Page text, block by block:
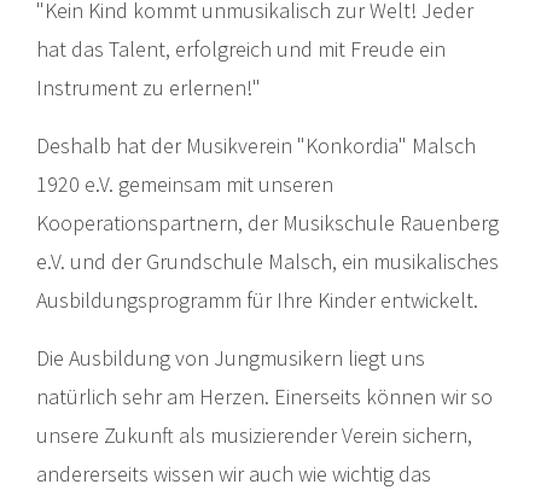
"Kein Kind kommt unmusikalisch zur Welt! Jeder
hat das Talent, erfolgreich und mit Freude ein
Instrument zu erlernen!"
Deshalb hat der Musikverein "Konkordia" Malsch
1920 e.V. gemeinsam mit unseren
Kooperationspartnern, der Musikschule Rauenberg
e.V. und der Grundschule Malsch, ein musikalisches
Ausbildungsprogramm für Ihre Kinder entwickelt.
Die Ausbildung von Jungmusikern liegt uns
natürlich sehr am Herzen. Einerseits können wir so
unsere Zukunft als musizierender Verein sichern,
andererseits wissen wir auch wie wichtig das